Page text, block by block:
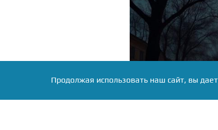
Продолжая использовать наш сайт, вы